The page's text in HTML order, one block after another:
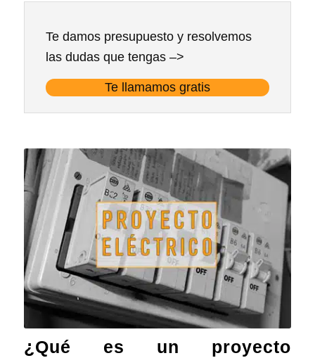
Te damos presupuesto y resolvemos
las dudas que tengas –>
Te llamamos gratis
¿Qué es un proyecto